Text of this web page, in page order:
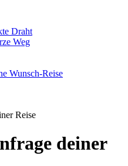
Draht
Weg
Wunsch-Reise
deiner